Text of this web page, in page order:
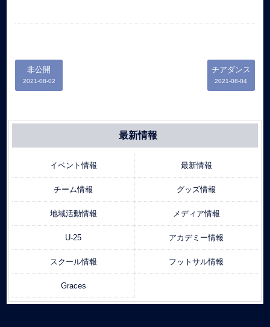
非公開
2021-08-02
チアダンス
2021-08-04
最新情報
イベント情報 最新情報
チーム情報 グッズ情報
地域活動情報 メディア情報
U-25 アカデミー情報
スクール情報 フットサル情報
Graces